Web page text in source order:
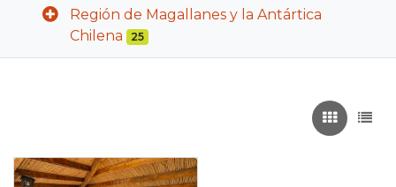
Región de Magallanes y la Antártica
Chilena
25
Recuadros